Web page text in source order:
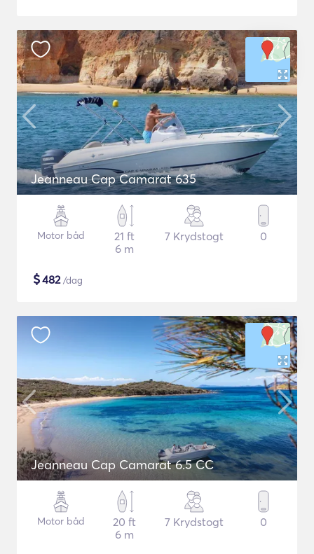
Jeanneau Cap Camarat 635
Motor båd
21 ft
6 m
7 Krydstogt 0
$482/dag
Jeanneau Cap Camarat 6.5 CC
Motor båd
20 ft
6 m
7 Krydstogt 0